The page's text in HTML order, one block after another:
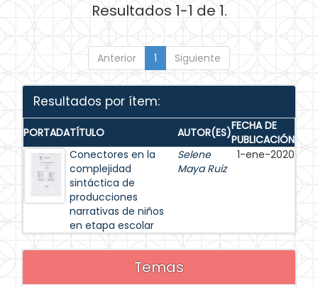
Resultados 1-1 de 1.
Anterior 1 Siguiente
Resultados por ítem:
PORTADATÍTULO AUTOR(ES)FECHA DE
PUBLICACIÓN
Conectores en la
complejidad
sintáctica de
producciones
narrativas de niños
en etapa escolar
Selene
Maya Ruiz
1-ene-2020
Temas